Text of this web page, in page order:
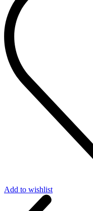
Add to wishlist